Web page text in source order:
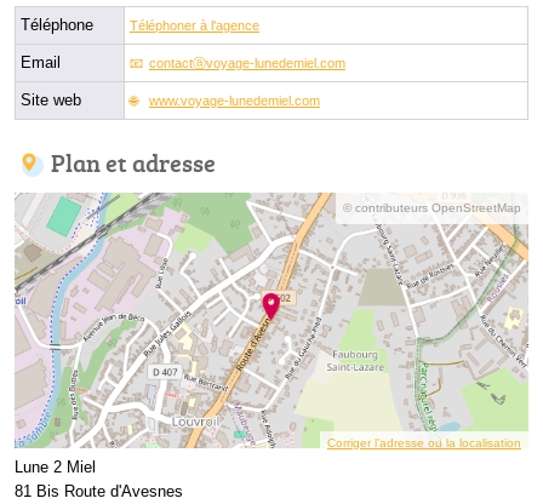
Téléphone Téléphoner à l'agence
Email contactⓐvoyage-lunedemiel.com
Site web www.voyage-lunedemiel.com
Plan et adresse
© contributeurs OpenStreetMap
Corriger l’adresse ou la localisation
Lune 2 Miel
81 Bis Route d'Avesnes